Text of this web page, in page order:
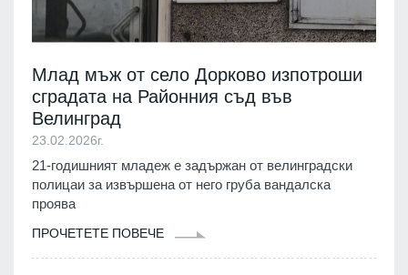
Млад мъж от село Дорково изпотроши
сградата на Районния съд във
Велинград
23.02.2026г.
21-годишният младеж е задържан от велинградски
полицаи за извършена от него груба вандалска
проява
ПРОЧЕТЕТЕ ПОВЕЧЕ